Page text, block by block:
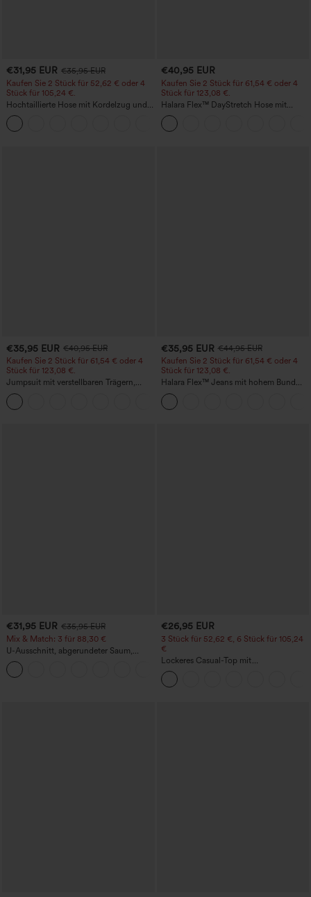
€31,95 EUR €35,95 EUR
Kaufen Sie 2 Stück für 52,62 € oder 4
Stück für 105,24 €.
Hochtaillierte Hose mit Kordelzug und
Taschen, weitem Bein, lässig und locker
in Leinenoptik
€40,95 EUR
Kaufen Sie 2 Stück für 61,54 € oder 4
Stück für 123,08 €.
Halara Flex™ DayStretch Hose mit
mittlerer Bundhöhe, seitlicher
Reißverschlusstasche und
Work‑Flare‑Schnitt
€35,95 EUR €40,95 EUR
Kaufen Sie 2 Stück für 61,54 € oder 4
Stück für 123,08 €.
Jumpsuit mit verstellbaren Trägern,
gerafftem Detail, weitem Bein und
meliertem Stoff, lässig, mit Taschen -
Easy Peezy
€35,95 EUR €44,95 EUR
Kaufen Sie 2 Stück für 61,54 € oder 4
Stück für 123,08 €.
Halara Flex™ Jeans mit hohem Bund
und Taschen, gewaschener, lässiger
Bootcut
€31,95 EUR €35,95 EUR
Mix & Match: 3 für 88,30 €
U-Ausschnitt, abgerundeter Saum,
InstantCool Yoga-Trägertop – UPF50+
€26,95 EUR
3 Stück für 52,62 €, 6 Stück für 105,24
€
Lockeres Casual-Top mit
Rundhalsausschnitt und
Fledermausärmeln